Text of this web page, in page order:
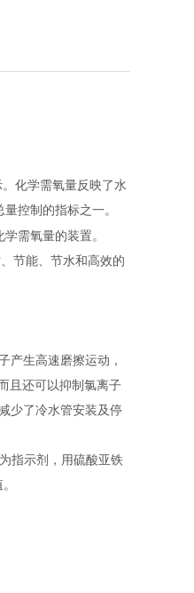
化学需氧量反映了水
控制的指标之一。
需氧量的装置。
、节能、节水和高效的
产生高速磨擦运动，
且还可以抑制氯离子
少了冷水管安装及停
指示剂，用硫酸亚铁